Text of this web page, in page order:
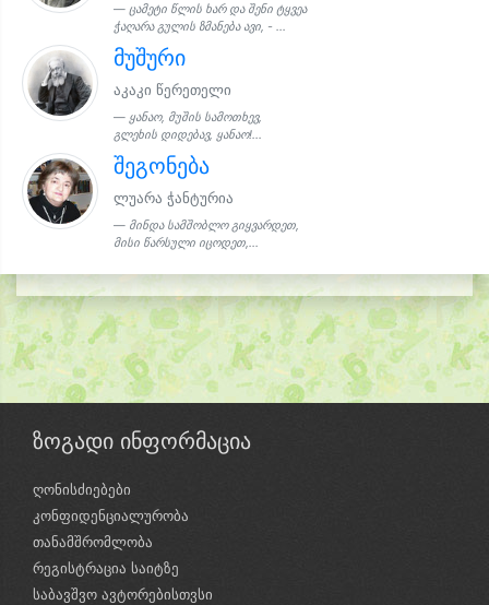
ცამეტი წლის ხარ და შენი ტყვეა
ჭაღარა გულის ზმანება ავი, - ...
მუშური
აკაკი წერეთელი
ყანაო, მუშის სამოთხევ,
გლეხის დიდებავ, ყანაო!...
შეგონება
ლუარა ჭანტურია
მინდა სამშობლო გიყვარდეთ,
მისი წარსული იცოდეთ,...
ზოგადი ინფორმაცია
ღონისძიებები
კონფიდენციალურობა
თანამშრომლობა
რეგისტრაცია საიტზე
საბავშვო ავტორებისთვსი